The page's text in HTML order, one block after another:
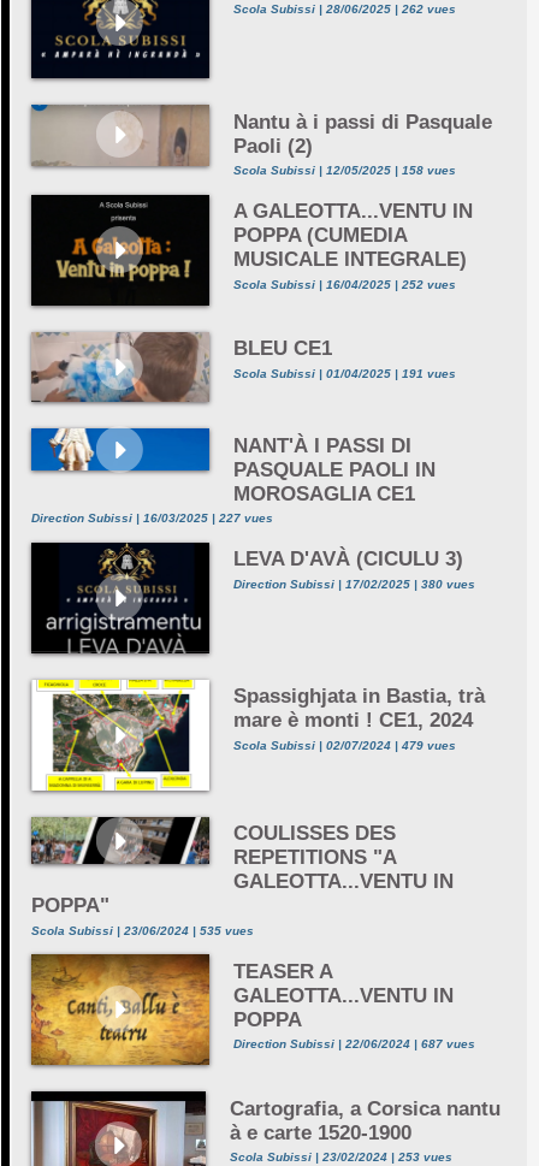
Scola Subissi | 28/06/2025 | 262 vues
Nantu à i passi di Pasquale
Paoli (2)
Scola Subissi | 12/05/2025 | 158 vues
A GALEOTTA...VENTU IN
POPPA (CUMEDIA
MUSICALE INTEGRALE)
Scola Subissi | 16/04/2025 | 252 vues
BLEU CE1
Scola Subissi | 01/04/2025 | 191 vues
NANT'À I PASSI DI
PASQUALE PAOLI IN
MOROSAGLIA CE1
Direction Subissi | 16/03/2025 | 227 vues
LEVA D'AVÀ (CICULU 3)
Direction Subissi | 17/02/2025 | 380 vues
Spassighjata in Bastia, trà
mare è monti ! CE1, 2024
Scola Subissi | 02/07/2024 | 479 vues
COULISSES DES
REPETITIONS "A
GALEOTTA...VENTU IN
POPPA"
Scola Subissi | 23/06/2024 | 535 vues
TEASER A
GALEOTTA...VENTU IN
POPPA
Direction Subissi | 22/06/2024 | 687 vues
Cartografia, a Corsica nantu
à e carte 1520-1900
Scola Subissi | 23/02/2024 | 253 vues